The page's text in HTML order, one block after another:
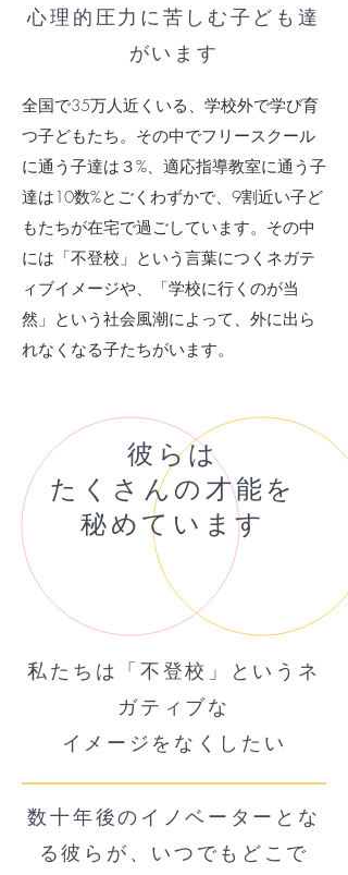
心理的圧力に苦しむ子ども達
がいます
全国で35万人近くいる、学校外で学び育
つ子どもたち。その中でフリースクール
に通う子達は３%、適応指導教室に通う子
達は10数%とごくわずかで、9割近い子ど
もたちが在宅で過ごしています。その中
には「不登校」という言葉につくネガテ
ィブイメージや、「学校に行くのが当
然」という社会風潮によって、外に出ら
れなくなる子たちがいます。
彼らは
たくさんの才能を
秘めています
私たちは「不登校」というネ
ガティブな
イメージをなくしたい
数十年後のイノベーターとな
る彼らが、いつでもどこで